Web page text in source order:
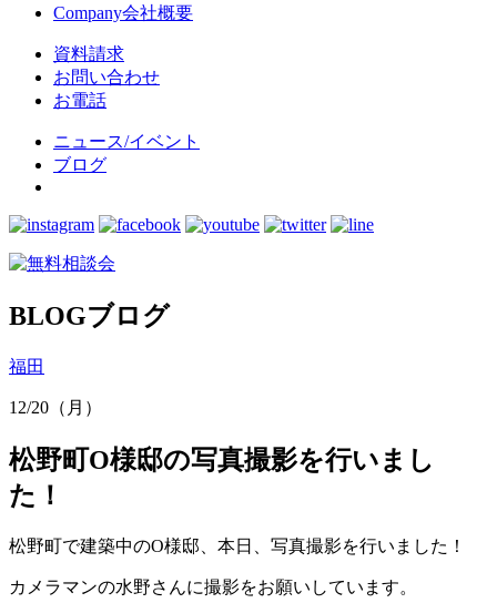
Company会社概要
資料請求
お問い合わせ
お電話
ニュース/イベント
ブログ
BLOGブログ
福田
12/20（月）
松野町O様邸の写真撮影を行いまし
た！
松野町で建築中のO様邸、本日、写真撮影を行いました！
カメラマンの水野さんに撮影をお願いしています。